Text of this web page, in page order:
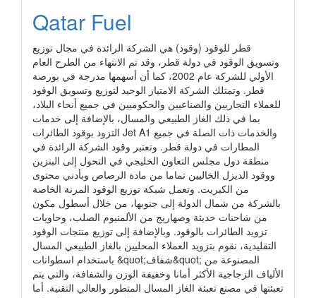
Qatar Fuel
قطر للوقود (وقود) هي الشركة الرائدة في مجال توزيع
وتسويق الوقود في دولة قطر، وقد تم الانتهاء من الطرح العام
الأولي للشركة عام 2002، كما أن أسهمها مدرجة في بورصة
قطر. وتمتلك الشركة الامتياز الوحيد لتوزيع وتسويق الوقود
للعملاء التجاريين والصناعيين والحكوميين في جميع أنحاء البلاد،
بما في ذلك الغاز الطبيعي والمسال، بالإضافة إلى خدمات
التزود بوقود الطائرات Jet A1 والخدمات ذات الصلة في جميع
المطارات في دولة قطر. وتعتبر وقود الشركة الرائدة في
منطقة دول مجلس التعاون الخليجي في التحول إلى البنزين
ووقود الديزل الخاليين تماما من مادة الرصاص وبأدني محتوى
من الكبريت. وتعمل شبكة توزيع الوقود المرنة الخاصة
بالشركة من شمال الدولة إلى جنوبها، من خلال أسطول مكون
من شاحنات حديثة وصهاريج من الألمنيوم الصلب، وحاويات
تزويد الطائرات بالوقود. وبالإضافة إلى توزيع منتجات الوقود
التقليدية، نقوم بتزويد العملاء المحليين بالغاز الطبيعي المسال
باستخدام اسطوانات &quot;شفاف&quot; المصنوعة من
الألياف الزجاجية الأكثر أمانا وخفيفة الوزن والشفافة، والتي يتم
تعبئتها في مصنع تعبئة الغاز المسال المتطور والعالي التقنية. أما